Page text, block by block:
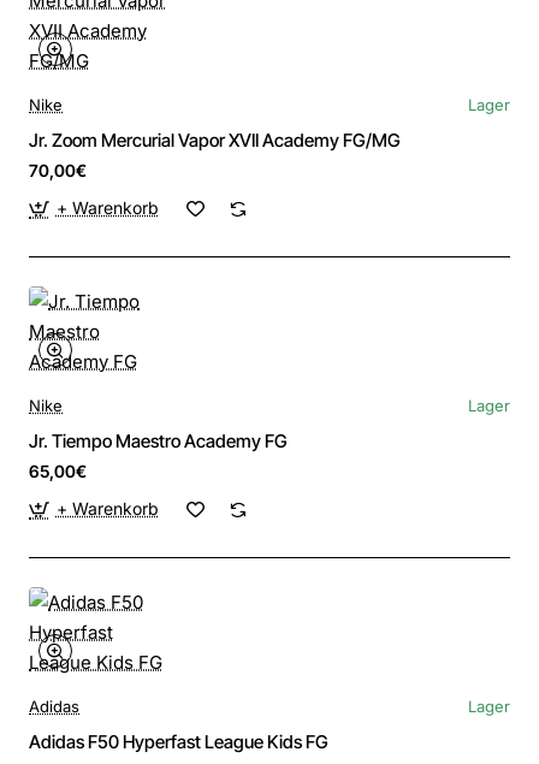
Nike Lager
Jr. Zoom Mercurial Vapor XVII Academy FG/MG
70,00€
+ Warenkorb
Nike Lager
Jr. Tiempo Maestro Academy FG
65,00€
+ Warenkorb
Adidas Lager
Adidas F50 Hyperfast League Kids FG